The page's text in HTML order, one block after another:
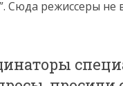
Сюда режиссеры